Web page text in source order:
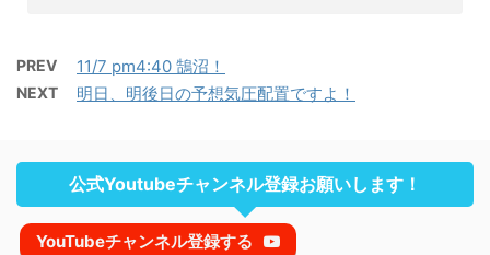
PREV 11/7 pm4:40 鵠沼！
NEXT 明日、明後日の予想気圧配置ですよ！
公式Youtubeチャンネル登録お願いします！
YouTubeチャンネル登録する